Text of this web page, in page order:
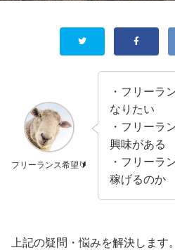
フリーランス希望🔰
・フリーラ
なりたい
・フリーラ
興味がある
・フリーラ
稼げるのか
上記の疑問・悩みを解決します。